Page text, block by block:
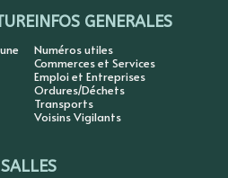
INFOS GENERALES
Numéros utiles
Commerces et Services
Emploi et Entreprises
Ordures/Déchets
Transports
Voisins Vigilants